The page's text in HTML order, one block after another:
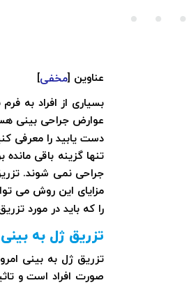
عناوین [مخفی]
بسیاری از افراد به
عوارض جراحی بینی
دست یابید را معرفی
تنها گزینه باقی
جراحی نمی شوند.
مزایای این روش می
را که باید در مورد
تزریق ژل به
تزریق ژل به بینی
صورت افراد است و